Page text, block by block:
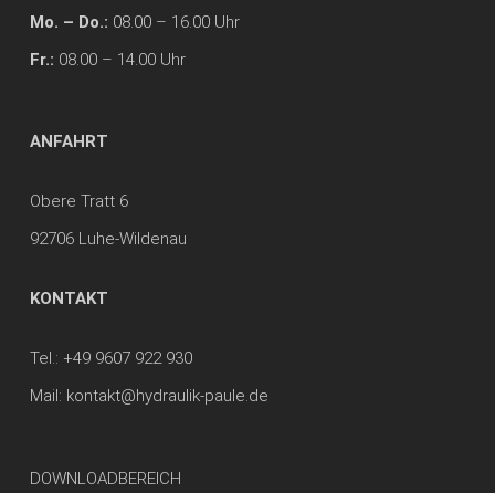
Mo. – Do.: 08.00 – 16.00 Uhr
Fr.: 08.00 – 14.00 Uhr
ANFAHRT
Obere Tratt 6
92706 Luhe-Wildenau
KONTAKT
Tel.: +49 9607 922 930
Mail: kontakt@hydraulik-paule.de
DOWNLOADBEREICH